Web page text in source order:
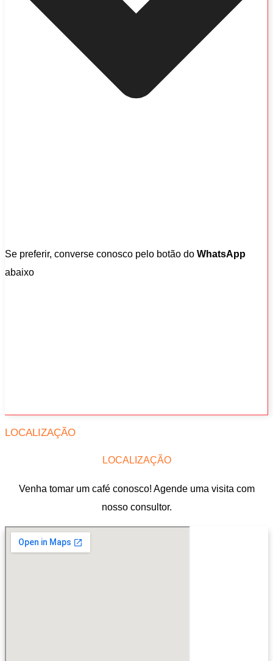
Se preferir, converse conosco pelo botão do WhatsApp
abaixo
LOCALIZAÇÃO
LOCALIZAÇÃO
Venha tomar um café conosco! Agende uma visita com
nosso consultor.